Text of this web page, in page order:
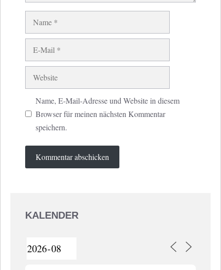
Website
Name, E-Mail-Adresse und Website in diesem
Browser für meinen nächsten Kommentar
speichern.
KALENDER